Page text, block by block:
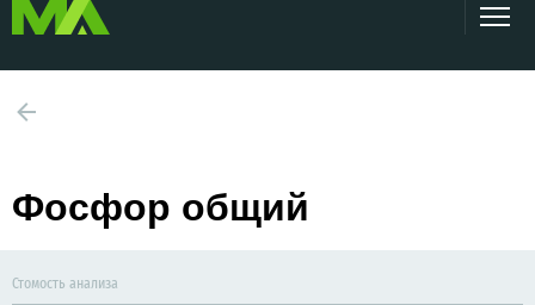
Фосфор общий
Стомость анализа